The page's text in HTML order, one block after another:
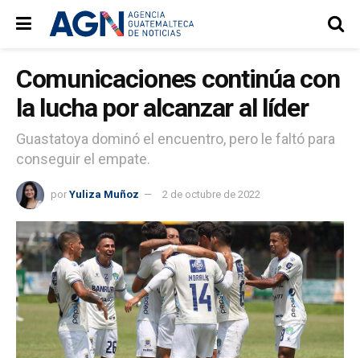
Comunicaciones continúa con
la lucha por alcanzar al líder
Guastatoya dominó el encuentro, pero le faltó para
conseguir el empate.
por Yuliza Muñoz 2 de octubre de 2022